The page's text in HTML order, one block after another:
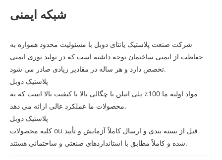
شبکه ایمنی
شرکت صنعت پلاستیک یانتای دوبل با مسئولیت محدود همواره به
حفاظت از ایمنی ساختمان توجه داشته است که در تولید توری ایمنی
تخصص دارد و هر ساله در مقادیر زیادی صادر می شود.
پلاستیک دوبل
مواد اولیه ما 100٪ پلی اتیلن با چگالی بالا با کیفیت بالا است که به
محصولات ما عملکرد عالی ارائه می دهد.
پلاستیک دوبل
کلیه محصولات ou قبل از بسته بندی و ارسال کاملاً آزمایش و تأیید
شده و کاملاً مطابق با استانداردهای صنعتی و ساختمانی هستند.